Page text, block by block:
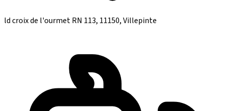
ld croix de l'ourmet RN 113, 11150, Villepinte